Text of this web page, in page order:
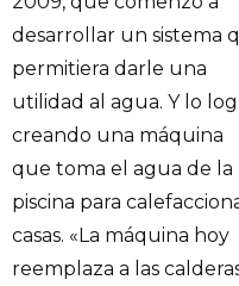
desarrollar un sistema
permitiera darle una
utilidad al agua. Y lo
creando una máquina
que toma el agua de la
piscina para
casas. «La máquina hoy
reemplaza a las